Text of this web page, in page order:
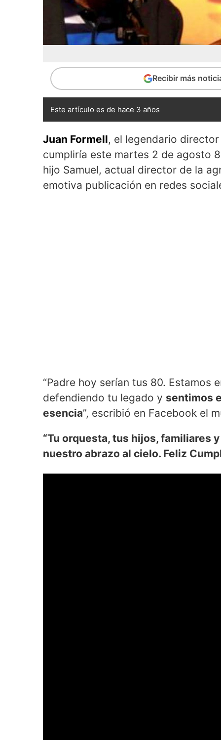
Recibir más
Este artículo es de hace 3 años
Juan Formell, el legendario
cumpliría este martes 2 de agosto
hijo Samuel, actual director de la
emotiva publicación en redes
“Padre hoy serían tus 80. Estamos
defendiendo tu legado y sentimos
esencia”, escribió en Facebook el
“Tu orquesta, tus hijos, familiares
nuestro abrazo al cielo. Feliz